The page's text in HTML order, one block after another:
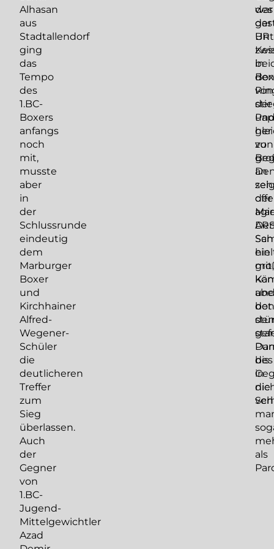
Alhasan
aus
Stadtallendorf
ging
das
Tempo
des
1.BC-
Boxers
anfangs
noch
mit,
musste
aber
in
der
Schlussrunde
eindeutig
dem
Marburger
Boxer
und
Kirchhainer
Alfred-
Wegener-
Schüler
die
deutlicheren
Treffer
zum
Sieg
überlassen.
Auch
der
Gegner
von
1.BC-
Jugend-
Mittelgewichtler
Azad
war
der
von
der
her
zu
der
ein
bot
bis
in
die
als
des
BR
in
den
von
an
mit,
den
des